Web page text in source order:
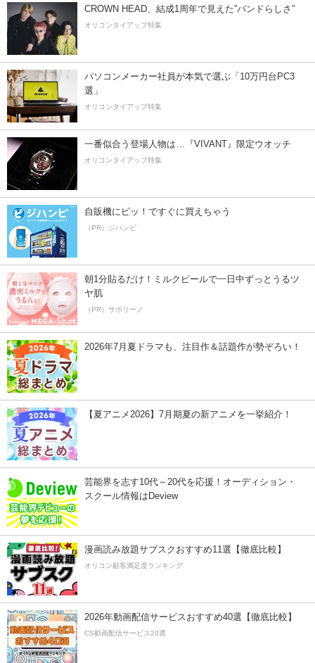
CROWN HEAD、結成1周年で見えた”バンドらしさ”
オリコンタイアップ特集
パソコンメーカー社員が本気で選ぶ「10万円台PC3
選」
オリコンタイアップ特集
一番似合う登場人物は…『VIVANT』限定ウオッチ
オリコンタイアップ特集
自販機にピッ！ですぐに買えちゃう
（PR）ジハンピ
朝1分貼るだけ！ミルクピールで一日中ずっとうるツ
ヤ肌
（PR）サボリーノ
2026年7月夏ドラマも、注目作＆話題作が勢ぞろい！
【夏アニメ2026】7月期夏の新アニメを一挙紹介！
芸能界を志す10代～20代を応援！オーディション・
スクール情報はDeview
漫画読み放題サブスクおすすめ11選【徹底比較】
オリコン顧客満足度ランキング
2026年動画配信サービスおすすめ40選【徹底比較】
CS動画配信サービス20選